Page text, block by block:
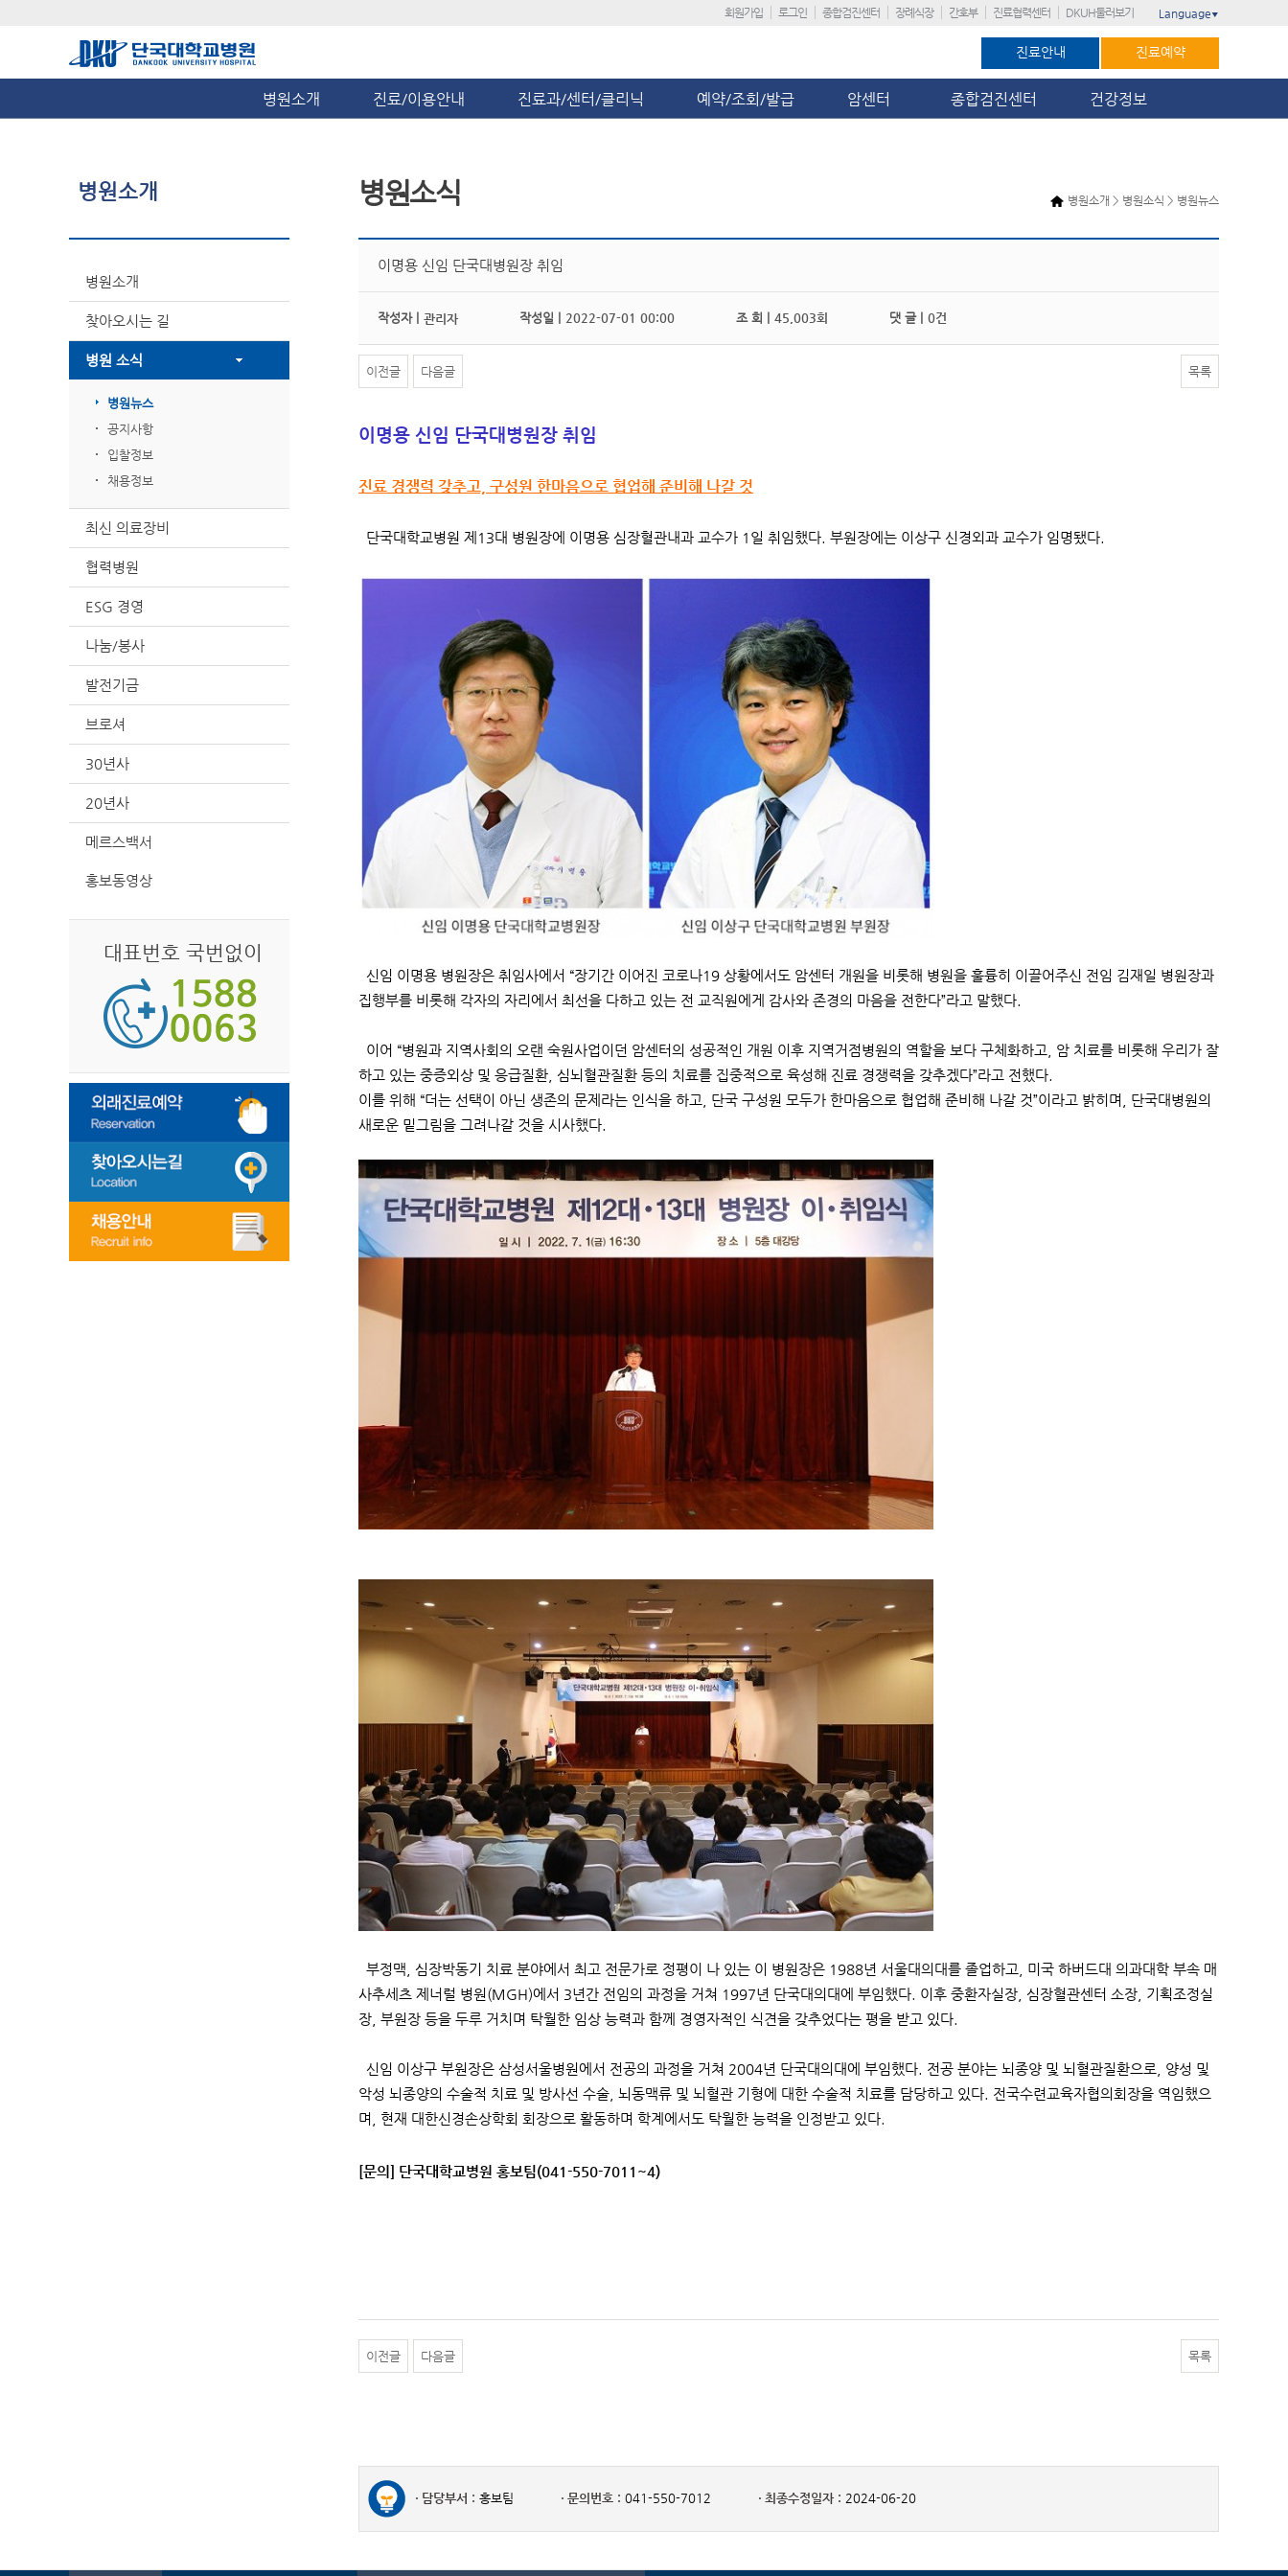
회원가입 로그인 종합검진센터 장례식장 간호부 진료협력센터 DKUH둘러보기 Language ▼
진료안내 진료예약
병원소개 진료/이용안내 진료과/센터/클리닉 예약/조회/발급 암센터 종합검진센터 건강정보
병원소개
병원소개
찾아오시는 길
병원 소식
병원뉴스
공지사항
입찰정보
채용정보
최신 의료장비
협력병원
ESG 경영
나눔/봉사
발전기금
브로셔
30년사
20년사
메르스백서
홍보동영상
대표번호 국번없이
병원소개 > 병원소식 > 병원뉴스
병원소식
이명용 신임 단국대병원장 취임
작성자 | 관리자 작성일 | 2022-07-01 00:00 조 회 | 45,003회 댓 글 | 0건
이전글 다음글 목록
이명용 신임 단국대병원장 취임
진료 경쟁력 갖추고, 구성원 한마음으로 협업해 준비해 나갈 것
단국대학교병원 제13대 병원장에 이명용 심장혈관내과 교수가 1일 취임했다. 부원장에는 이상구 신경외과 교수가 임명됐다.
신임 이명용 병원장은 취임사에서 “장기간 이어진 코로나19 상황에서도 암센터 개원을 비롯해 병원을 훌륭히 이끌어주신 전임 김재일 병원장과
집행부를 비롯해 각자의 자리에서 최선을 다하고 있는 전 교직원에게 감사와 존경의 마음을 전한다”라고 말했다.
이어 “병원과 지역사회의 오랜 숙원사업이던 암센터의 성공적인 개원 이후 지역거점병원의 역할을 보다 구체화하고, 암 치료를 비롯해 우리가 잘
하고 있는 중증외상 및 응급질환, 심뇌혈관질환 등의 치료를 집중적으로 육성해 진료 경쟁력을 갖추겠다”라고 전했다.
이를 위해 “더는 선택이 아닌 생존의 문제라는 인식을 하고, 단국 구성원 모두가 한마음으로 협업해 준비해 나갈 것”이라고 밝히며, 단국대병원의
새로운 밑그림을 그려나갈 것을 시사했다.
부정맥, 심장박동기 치료 분야에서 최고 전문가로 정평이 나 있는 이 병원장은 1988년 서울대의대를 졸업하고, 미국 하버드대 의과대학 부속 매
사추세츠 제너럴 병원(MGH)에서 3년간 전임의 과정을 거쳐 1997년 단국대의대에 부임했다. 이후 중환자실장, 심장혈관센터 소장, 기획조정실
장, 부원장 등을 두루 거치며 탁월한 임상 능력과 함께 경영자적인 식견을 갖추었다는 평을 받고 있다.
신임 이상구 부원장은 삼성서울병원에서 전공의 과정을 거쳐 2004년 단국대의대에 부임했다. 전공 분야는 뇌종양 및 뇌혈관질환으로, 양성 및
악성 뇌종양의 수술적 치료 및 방사선 수술, 뇌동맥류 및 뇌혈관 기형에 대한 수술적 치료를 담당하고 있다. 전국수련교육자협의회장을 역임했으
며, 현재 대한신경손상학회 회장으로 활동하며 학계에서도 탁월한 능력을 인정받고 있다.
[문의] 단국대학교병원 홍보팀(041-550-7011~4)
이전글 다음글 목록
담당부서 : 홍보팀 문의번호 : 041-550-7012 최종수정일자 : 2024-06-20